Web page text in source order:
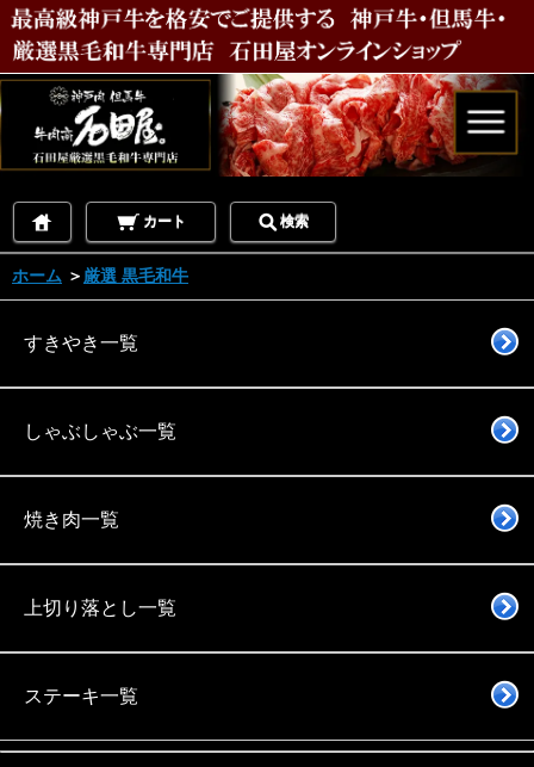
カート 検索
ホーム ＞ 厳選 黒毛和牛
すきやき一覧
しゃぶしゃぶ一覧
焼き肉一覧
上切り落とし一覧
ステーキ一覧